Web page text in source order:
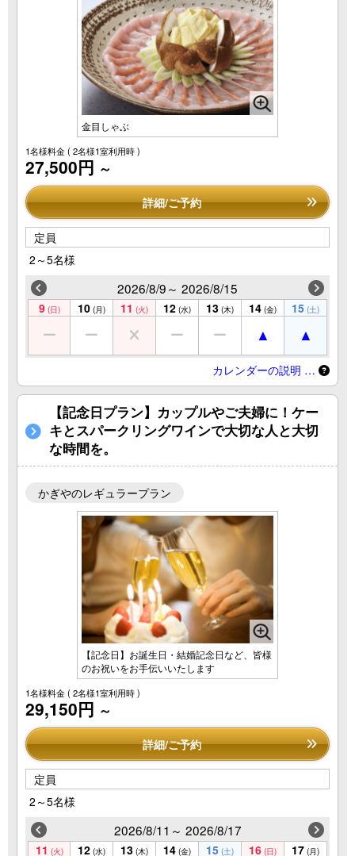
金目しゃぶ
1名様料金( 2名様1室利用時 )
27,500円 ～
詳細/ご予約
定員
2～5名様
2026/8/9～ 2026/8/15
9 (日) 10 (月) 11 (火) 12 (水) 13 (木) 14 (金) 15 (土)
カレンダーの説明 …
【記念日プラン】カップルやご夫婦に！ケー
キとスパークリングワインで大切な人と大切
な時間を。
かぎやのレギュラープラン
【記念日】お誕生日・結婚記念日など、皆様
のお祝いをお手伝いいたします
1名様料金( 2名様1室利用時 )
29,150円 ～
詳細/ご予約
定員
2～5名様
2026/8/11～ 2026/8/17
11 (火) 12 (水) 13 (木) 14 (金) 15 (土) 16 (日) 17 (月)